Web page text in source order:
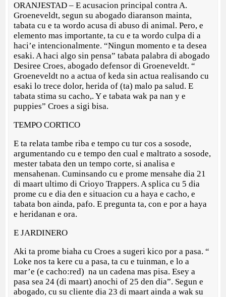
ORANJESTAD – E acusacion principal contra A.
Groeneveldt, segun su abogado diaranson mainta,
tabata cu e ta wordo acusa di abuso di animal. Pero, e
elemento mas importante, ta cu e ta wordo culpa di a
haci’e intencionalmente. “Ningun momento e ta desea
esaki. A haci algo sin pensa” tabata palabra di abogado
Desiree Croes, abogado defensor di Groeneveldt. “
Groeneveldt no a actua of keda sin actua realisando cu
esaki lo trece dolor, herida of (ta) malo pa salud. E
tabata stima su cacho,. Y e tabata wak pa nan y e
puppies” Croes a sigi bisa.
TEMPO CORTICO
E ta relata tambe riba e tempo cu tur cos a sosode,
argumentando cu e tempo den cual e maltrato a sosode,
mester tabata den un tempo corte, si analisa e
mensahenan. Cuminsando cu e prome mensahe dia 21
di maart ultimo di Crioyo Trappers. A splica cu 5 dia
prome cu e dia den e situacion cu a haya e cacho, e
tabata bon ainda, pafo. E pregunta ta, con e por a haya
e heridanan e ora.
E JARDINERO
Aki ta prome biaha cu Croes a sugeri kico por a pasa. “
Loke nos ta kere cu a pasa, ta cu e tuinman, e lo a
mar’e (e cacho:red) na un cadena mas pisa. Esey a
pasa sea 24 (di maart) anochi of 25 den dia”. Segun e
abogado, cu su cliente dia 23 di maart ainda a wak su